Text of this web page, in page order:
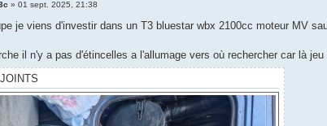
» 01 sept. 2025, 21:38
je viens d'investir dans un T3 bluestar wbx 2100cc moteur MV
il n'y a pas d'étincelles a l'allumage vers où rechercher car là